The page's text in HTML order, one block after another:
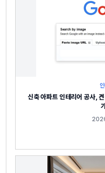
신축 아파트 인테리어 공사,